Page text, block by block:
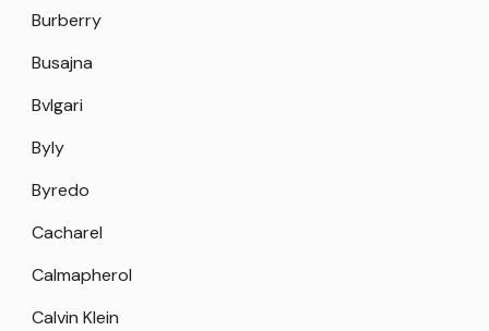
Burberry
Busajna
Bvlgari
Byly
Byredo
Cacharel
Calmapherol
Calvin Klein